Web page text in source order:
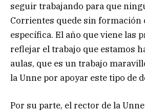
seguir trabajando para que
Corrientes quede sin formación
específica. El año que viene las
reflejar el trabajo que estamos
aulas, que es un trabajo
la Unne por apoyar este tipo de
Por su parte, el rector de la